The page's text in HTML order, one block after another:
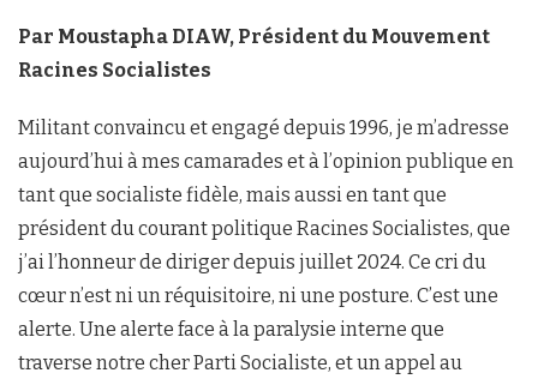
Par Moustapha DIAW, Président du Mouvement
Racines Socialistes
Militant convaincu et engagé depuis 1996, je m’adresse
aujourd’hui à mes camarades et à l’opinion publique en
tant que socialiste fidèle, mais aussi en tant que
président du courant politique Racines Socialistes, que
j’ai l’honneur de diriger depuis juillet 2024. Ce cri du
cœur n’est ni un réquisitoire, ni une posture. C’est une
alerte. Une alerte face à la paralysie interne que
traverse notre cher Parti Socialiste, et un appel au